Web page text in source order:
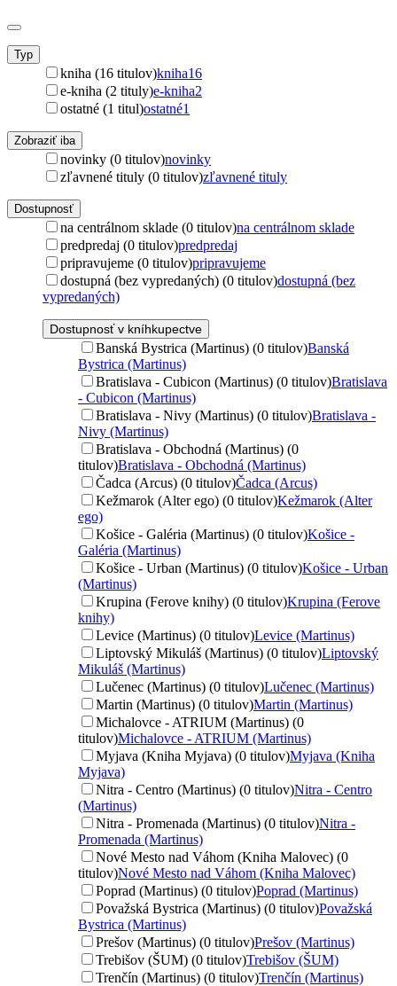
Typ
kniha (16 titulov)kniha16
e-kniha (2 tituly)e-kniha2
ostatné (1 titul)ostatné1
Zobraziť iba
novinky (0 titulov)novinky
zľavnené tituly (0 titulov)zľavnené tituly
Dostupnosť
na centrálnom sklade (0 titulov)na centrálnom sklade
predpredaj (0 titulov)predpredaj
pripravujeme (0 titulov)pripravujeme
dostupná (bez vypredaných) (0 titulov)dostupná (bez
vypredaných)
Dostupnosť v kníhkupectve
Banská Bystrica (Martinus) (0 titulov)Banská
Bystrica (Martinus)
Bratislava - Cubicon (Martinus) (0 titulov)Bratislava
- Cubicon (Martinus)
Bratislava - Nivy (Martinus) (0 titulov)Bratislava -
Nivy (Martinus)
Bratislava - Obchodná (Martinus) (0
titulov)Bratislava - Obchodná (Martinus)
Čadca (Arcus) (0 titulov)Čadca (Arcus)
Kežmarok (Alter ego) (0 titulov)Kežmarok (Alter
ego)
Košice - Galéria (Martinus) (0 titulov)Košice -
Galéria (Martinus)
Košice - Urban (Martinus) (0 titulov)Košice - Urban
(Martinus)
Krupina (Ferove knihy) (0 titulov)Krupina (Ferove
knihy)
Levice (Martinus) (0 titulov)Levice (Martinus)
Liptovský Mikuláš (Martinus) (0 titulov)Liptovský
Mikuláš (Martinus)
Lučenec (Martinus) (0 titulov)Lučenec (Martinus)
Martin (Martinus) (0 titulov)Martin (Martinus)
Michalovce - ATRIUM (Martinus) (0
titulov)Michalovce - ATRIUM (Martinus)
Myjava (Kniha Myjava) (0 titulov)Myjava (Kniha
Myjava)
Nitra - Centro (Martinus) (0 titulov)Nitra - Centro
(Martinus)
Nitra - Promenada (Martinus) (0 titulov)Nitra -
Promenada (Martinus)
Nové Mesto nad Váhom (Kniha Malovec) (0
titulov)Nové Mesto nad Váhom (Kniha Malovec)
Poprad (Martinus) (0 titulov)Poprad (Martinus)
Považská Bystrica (Martinus) (0 titulov)Považská
Bystrica (Martinus)
Prešov (Martinus) (0 titulov)Prešov (Martinus)
Trebišov (ŠUM) (0 titulov)Trebišov (ŠUM)
Trenčín (Martinus) (0 titulov)Trenčín (Martinus)